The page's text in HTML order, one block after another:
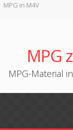
MPG in M4V
MPG
MPG-Material